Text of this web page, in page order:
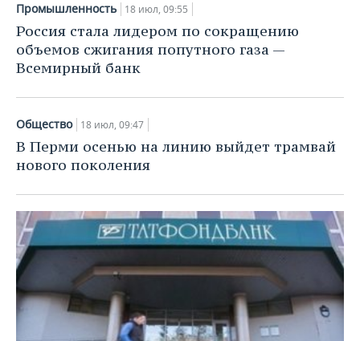
Промышленность 18 июл, 09:55
Россия стала лидером по сокращению
объемов сжигания попутного газа —
Всемирный банк
Общество 18 июл, 09:47
В Перми осенью на линию выйдет трамвай
нового поколения